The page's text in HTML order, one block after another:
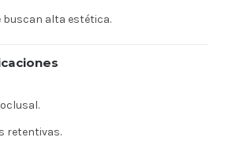
buscan alta estética.
retentivas.